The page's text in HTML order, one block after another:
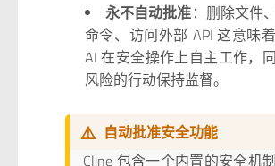
永不自动批准：删除文件
命令、访问外部 API 这意味
AI 在安全操作上自主工作，
风险的行动保持监督。
⚠️ 自动批准安全功能
Cline 包含一个内置的安全机